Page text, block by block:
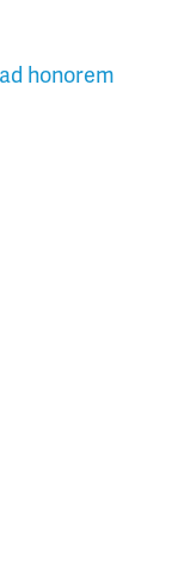
honorem